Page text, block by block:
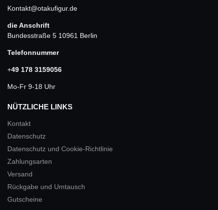
Kontakt@otakufigur.de
die Anschrift
Bundesstraße 5 10961 Berlin
Telefonnummer
+49 178 3159056
Mo-Fr 9-18 Uhr
NÜTZLICHE LINKS
Kontakt
Datenschutz
Datenschutz und Cookie-Richtlinie
Zahlungsarten
Versand
Rückgabe und Umtausch
Gutscheine